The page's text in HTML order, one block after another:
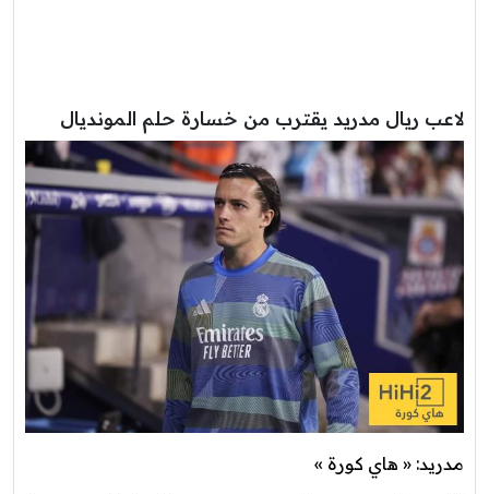
لاعب ريال مدريد يقترب من خسارة حلم المونديال
مدريد: « هاي كورة »